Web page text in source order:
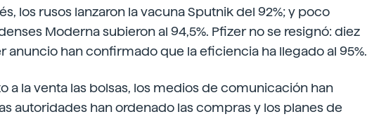
los rusos lanzaron la vacuna Sputnik del 92%; y poco
Moderna subieron al 94,5%. Pfizer no se resignó: diez
anuncio han confirmado que la eficiencia ha llegado al 95%.
a la venta las bolsas, los medios de comunicación han
autoridades han ordenado las compras y los planes de